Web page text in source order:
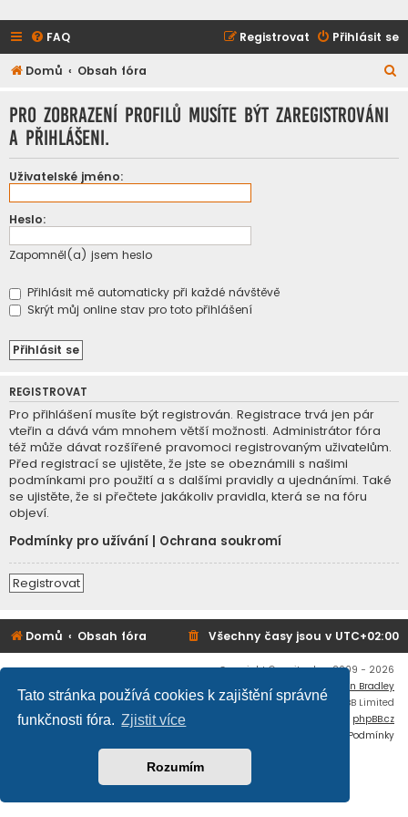
Tato stránka používá cookies k zajištění správné
funkčnosti fóra. Zjistit více
Rozumím
FAQ Přihlásit se
Registrovat
Domů Obsah fóra
Pro zobrazení profilů musíte být zaregistrováni
a přihlášeni.
Uživatelské jméno:
Heslo:
Zapomněl(a) jsem heslo
Přihlásit mě automaticky při každé návštěvě
Skrýt můj online stav pro toto přihlášení
REGISTROVAT
Pro přihlášení musíte být registrován. Registrace trvá jen pár
vteřin a dává vám mnohem větší možnosti. Administrátor fóra
též může dávat rozšířené pravomoci registrovaným uživatelům.
Před registrací se ujistěte, že jste se obeznámili s našimi
podmínkami pro použití a s dalšími pravidly a ujednáními. Také
se ujistěte, že si přečtete jakákoliv pravidla, která se na fóru
objeví.
Podmínky pro užívání
Ochrana soukromí
Registrovat
Domů Obsah fóra Všechny časy jsou v UTC+02:00
Copyright © mujtank.cz 2009 - 2026
Flat Style by
Ian Bradley
Založeno naphpBB® Forum Software © phpBB Limited
phpBB.cz
Podmínky